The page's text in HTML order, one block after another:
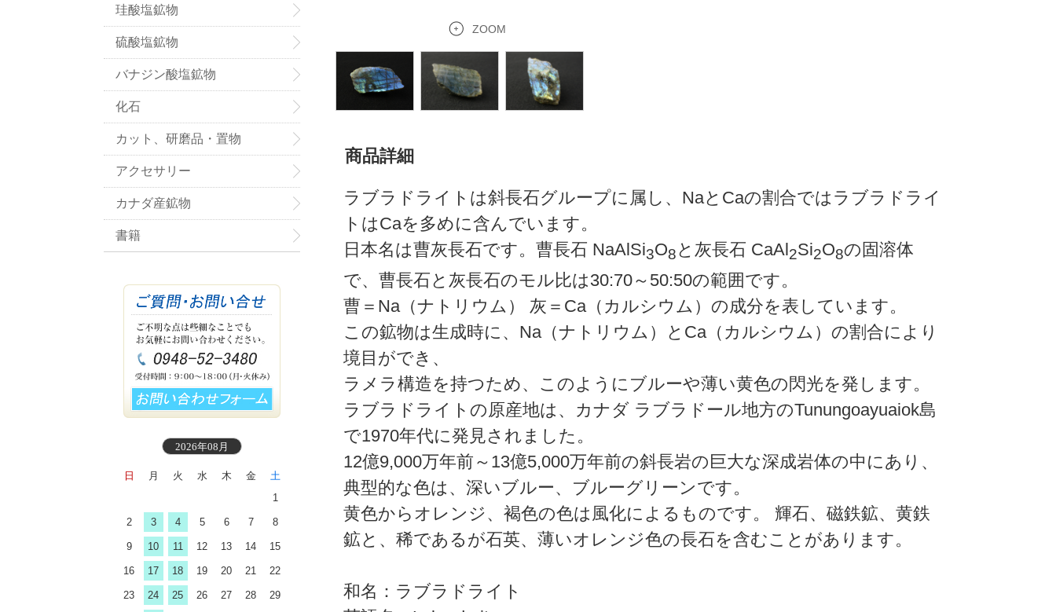
ZOOM
商品詳細
ラブラドライトは斜長石グループに属し、NaとCaの割合ではラブラドライ
トはCaを多めに含んでいます。
日本名は曹灰長石です。曹長石 NaAlSi3O8と灰長石 CaAl2Si2O8の固溶体
で、曹長石と灰長石のモル比は30:70～50:50の範囲です。
曹＝Na（ナトリウム） 灰＝Ca（カルシウム）の成分を表しています。
この鉱物は生成時に、Na（ナトリウム）とCa（カルシウム）の割合により
境目ができ、
ラメラ構造を持つため、このようにブルーや薄い黄色の閃光を発します。
ラブラドライトの原産地は、カナダ ラブラドール地方のTunungoayuaiok島
で1970年代に発見されました。
12億9,000万年前～13億5,000万年前の斜長岩の巨大な深成岩体の中にあり、
典型的な色は、深いブルー、ブルーグリーンです。
黄色からオレンジ、褐色の色は風化によるものです。 輝石、磁鉄鉱、黄鉄
鉱と、稀であるが石英、薄いオレンジ色の長石を含むことがあります。
和名：ラブラドライト
珪酸塩鉱物
硫酸塩鉱物
バナジン酸塩鉱物
化石
カット、研磨品・置物
アクセサリー
カナダ産鉱物
書籍
2026年08月
日 月 火 水 木 金
土
1
2 3 4 5 6 7 8
9 10 11 12 13 14 15
16 17 18 19 20 21 22
23 24 25 26 27 28 29